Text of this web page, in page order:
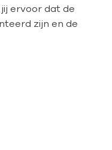
ervoor dat de
zijn en de